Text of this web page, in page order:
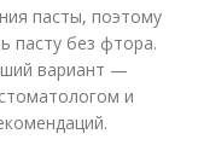
пасты, поэтому
пасту без фтора.
вариант —
и